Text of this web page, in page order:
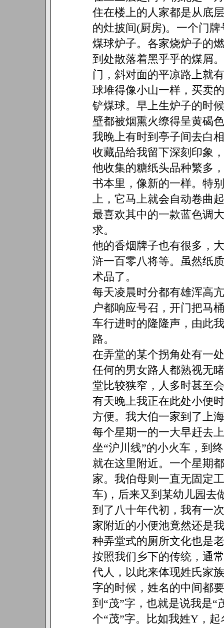
住在楼上的人家都是从底
的灶披间(厨房)。一个门
煤球炉子。各家烧炉子的
到处散落着黑乎乎的煤屑
门，斜对面的平凉路上就
球堆得像小山一样，买卖
铲煤球。早上生炉子的时
壁都被烟熏火缭得呈黄碣
我晚上有时到亭子间去白
收藏品给我留下深刻印象
他收集的糖纸头品种繁多
书本里，像新的一样。特
上，它马上就会自动卷曲
最喜欢其中的一款蓝色调
求。
他的香烟牌子也有很多，
浒一百零八将等。虽然纸
术品了。
每天凌晨时分都有雄浑高
户都响应号召，开门把马
车行进时的隆隆声，由此
路。
在弄堂的某个拐角处有一
任何的男女路人都熟视无
堂比较狭窄，人多时甚至
有天晚上我正在此处小便
方便。我大伯一家到了上
每个星期一的一大早赶去
坐“沪川线”的小火车，到
就在这里附近。一个星期
家。我伯母则一直无固定
车)，后来又到某幼儿园去
到了八十年代初，我有一
家附近的小便池竟然还是
种弄堂式的厕所文化也是
按照我们乡下的传统，通
代人，以此来体现姓氏家
字的时候，姓名的中间都
到“茂”字，也就是说我是
个“茂”字。比如我姓Y，